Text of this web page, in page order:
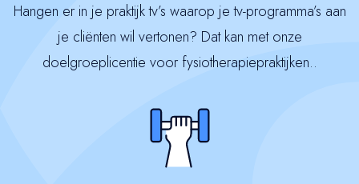
Hangen er in je praktijk tv’s waarop je tv-programma’s aan
je cliënten wil vertonen? Dat kan met onze
doelgroeplicentie voor fysiotherapiepraktijken..